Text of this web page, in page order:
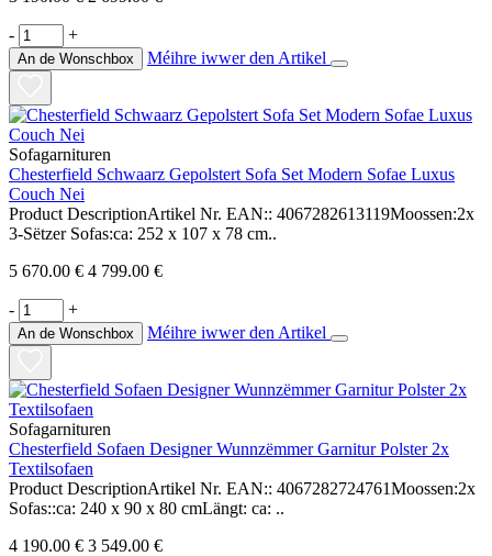
- +
An de Wonschbox Méihre iwwer den Artikel
Sofagarnituren
Chesterfield Schwaarz Gepolstert Sofa Set Modern Sofae Luxus
Couch Nei
Product DescriptionArtikel Nr. EAN:: 4067282613119Moossen:2x
3-Sëtzer Sofas:ca: 252 x 107 x 78 cm..
5 670.00 € 4 799.00 €
- +
An de Wonschbox Méihre iwwer den Artikel
Sofagarnituren
Chesterfield Sofaen Designer Wunnzëmmer Garnitur Polster 2x
Textilsofaen
Product DescriptionArtikel Nr. EAN:: 4067282724761Moossen:2x
Sofas::ca: 240 x 90 x 80 cmLängt: ca: ..
4 190.00 € 3 549.00 €